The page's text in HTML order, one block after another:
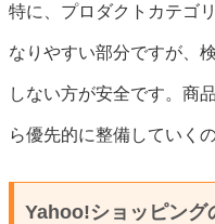
特に、プロダクトカテゴ
なりやすい部分ですが、
しない方が安全です。商
ら優先的に整備していく
Yahoo!ショッピング